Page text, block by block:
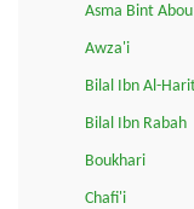
Asma Bint
Awza'i
Bilal Ibn Al-
Bilal Ibn Rabah
Boukhari
Chafi'i